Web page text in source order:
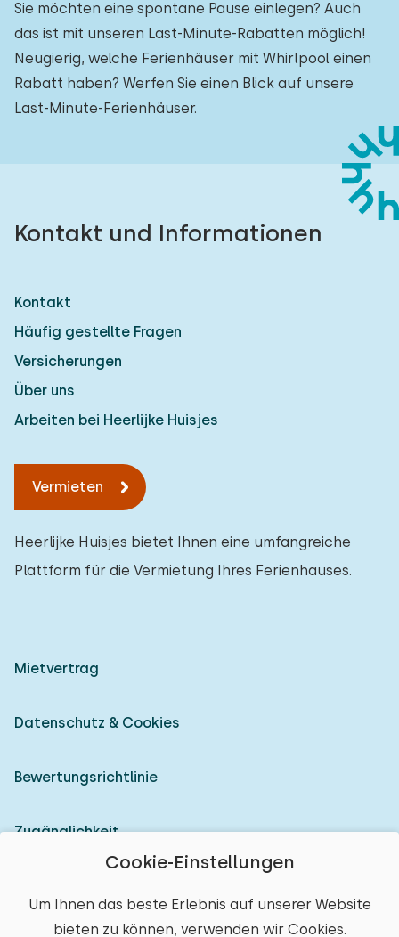
Cookie-Einstellungen
Um Ihnen das beste Erlebnis auf unserer Website
bieten zu können, verwenden wir Cookies.
Sie möchten eine spontane Pause einlegen? Auch
das ist mit unseren Last-Minute-Rabatten möglich!
Neugierig, welche Ferienhäuser mit Whirlpool einen
Rabatt haben? Werfen Sie einen Blick auf unsere
Last-Minute-Ferienhäuser.
Kontakt und Informationen
Kontakt
Häufig gestellte Fragen
Versicherungen
Über uns
Arbeiten bei Heerlijke Huisjes
Vermieten
Heerlijke Huisjes bietet Ihnen eine umfangreiche
Plattform für die Vermietung Ihres Ferienhauses.
Mietvertrag
Datenschutz & Cookies
Bewertungsrichtlinie
Zugänglichkeit